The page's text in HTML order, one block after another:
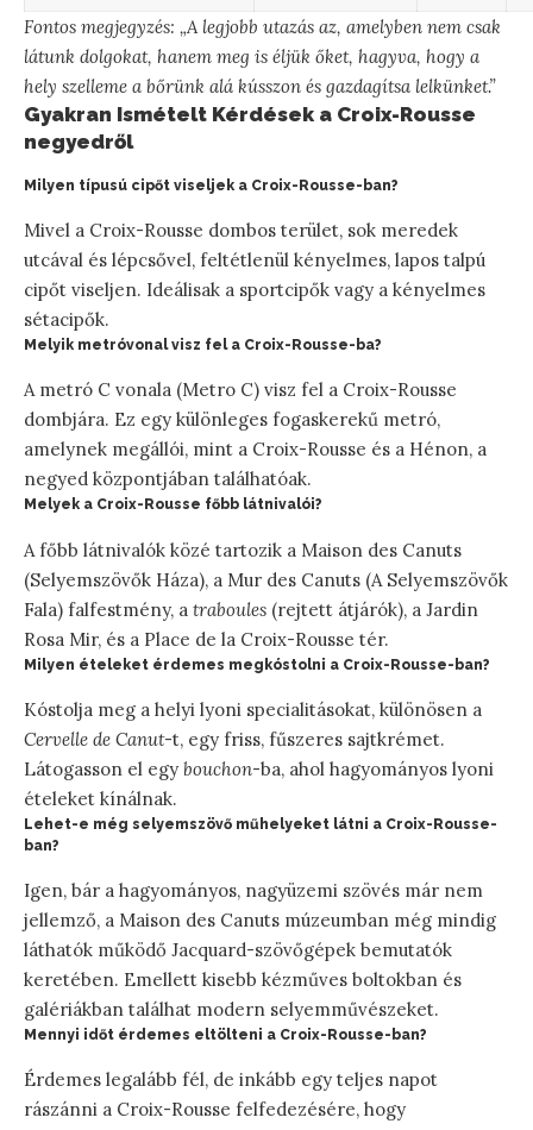
Fontos megjegyzés: „A legjobb utazás az, amelyben nem csak
látunk dolgokat, hanem meg is éljük őket, hagyva, hogy a
hely szelleme a bőrünk alá kússzon és gazdagítsa lelkünket.”
Gyakran Ismételt Kérdések a Croix-Rousse
negyedről
Milyen típusú cipőt viseljek a Croix-Rousse-ban?
Mivel a Croix-Rousse dombos terület, sok meredek
utcával és lépcsővel, feltétlenül kényelmes, lapos talpú
cipőt viseljen. Ideálisak a sportcipők vagy a kényelmes
sétacipők.
Melyik metróvonal visz fel a Croix-Rousse-ba?
A metró C vonala (Metro C) visz fel a Croix-Rousse
dombjára. Ez egy különleges fogaskerekű metró,
amelynek megállói, mint a Croix-Rousse és a Hénon, a
negyed központjában találhatóak.
Melyek a Croix-Rousse főbb látnivalói?
A főbb látnivalók közé tartozik a Maison des Canuts
(Selyemszövők Háza), a Mur des Canuts (A Selyemszövők
Fala) falfestmény, a traboules (rejtett átjárók), a Jardin
Rosa Mir, és a Place de la Croix-Rousse tér.
Milyen ételeket érdemes megkóstolni a Croix-Rousse-ban?
Kóstolja meg a helyi lyoni specialitásokat, különösen a
Cervelle de Canut-t, egy friss, fűszeres sajtkrémet.
Látogasson el egy bouchon-ba, ahol hagyományos lyoni
ételeket kínálnak.
Lehet-e még selyemszövő műhelyeket látni a Croix-Rousse-
ban?
Igen, bár a hagyományos, nagyüzemi szövés már nem
jellemző, a Maison des Canuts múzeumban még mindig
láthatók működő Jacquard-szövőgépek bemutatók
keretében. Emellett kisebb kézműves boltokban és
galériákban találhat modern selyemművészeket.
Mennyi időt érdemes eltölteni a Croix-Rousse-ban?
Érdemes legalább fél, de inkább egy teljes napot
rászánni a Croix-Rousse felfedezésére, hogy